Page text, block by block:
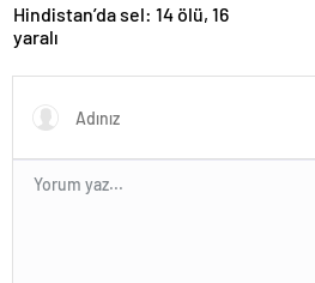
Hindistan’da sel: 14 ölü, 16
yaralı